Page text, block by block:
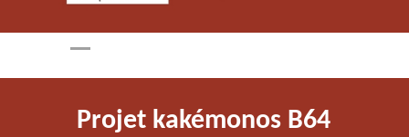
Projet kakémonos B64